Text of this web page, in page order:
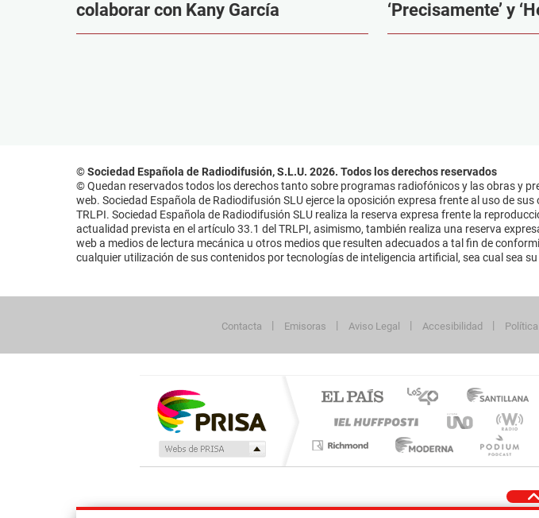
colaborar con Kany García
‘Precisamente’ y
© Sociedad Española de Radiodifusión, S.L.U. 2026. Todos los derechos reservados
© Quedan reservados todos los derechos tanto sobre programas radiofónicos y las obras y
web. Sociedad Española de Radiodifusión SLU ejerce la oposición expresa frente al uso de
TRLPI. Sociedad Española de Radiodifusión SLU realiza la reserva expresa frente la
actualidad prevista en el artículo 33.1 del TRLPI, asimismo, también realiza una reserva
web a medios de lectura mecánica u otros medios que resulten adecuados a tal fin de
cualquier utilización de sus contenidos por tecnologías de inteligencia artificial, sea cual sea
Contacta Emisoras Aviso Legal Accesibilidad